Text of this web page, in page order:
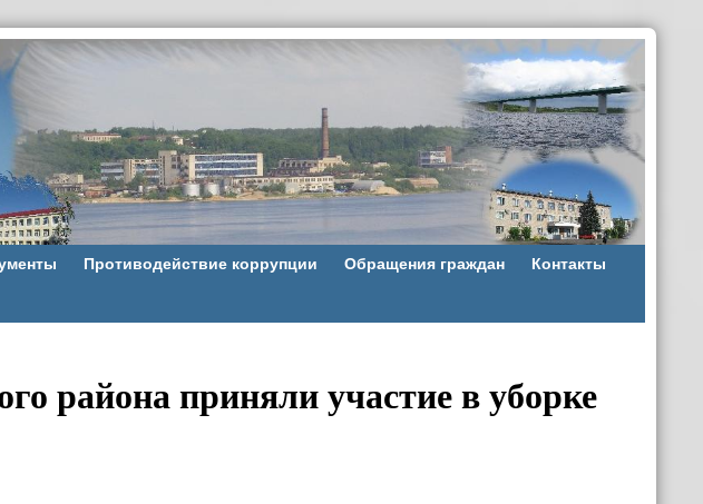
Противодействие коррупции Обращения граждан Контакты
района приняли участие в уборке